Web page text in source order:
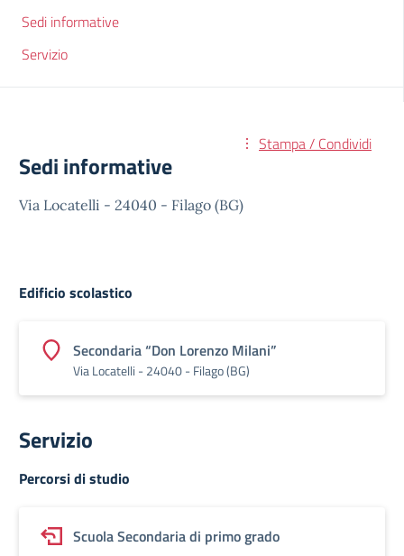
Sedi informative
Servizio
Stampa / Condividi
Sedi informative
Via Locatelli - 24040 - Filago (BG)
Edificio scolastico
Secondaria “Don Lorenzo Milani”
Via Locatelli - 24040 - Filago (BG)
Servizio
Percorsi di studio
Scuola Secondaria di primo grado